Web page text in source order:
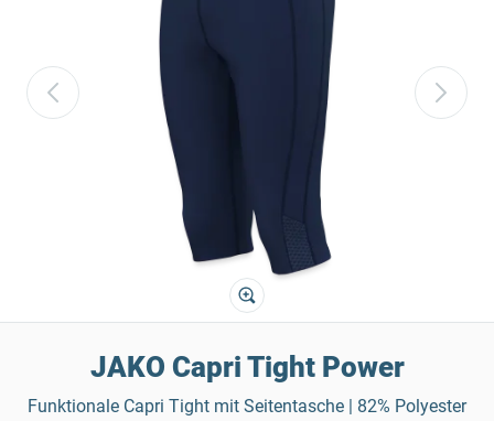
JAKO Capri Tight Power
Funktionale Capri Tight mit Seitentasche | 82% Polyester